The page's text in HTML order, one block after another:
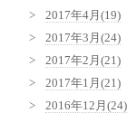
2017年4月(19)
2017年3月(24)
2017年2月(21)
2017年1月(21)
2016年12月(24)